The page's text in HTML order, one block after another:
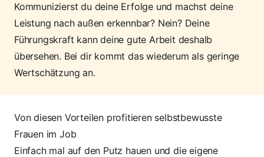
Kommunizierst du deine Erfolge und machst deine
Leistung nach außen erkennbar? Nein? Deine
Führungskraft kann deine gute Arbeit deshalb
übersehen. Bei dir kommt das wiederum als geringe
Wertschätzung an.
Von diesen Vorteilen profitieren selbstbewusste
Frauen im Job
Einfach mal auf den Putz hauen und die eigene